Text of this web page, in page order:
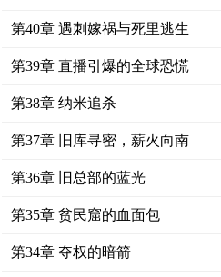
第40章 遇刺嫁祸与死里逃生
第39章 直播引爆的全球恐慌
第38章 纳米追杀
第37章 旧库寻密，薪火向南
第36章 旧总部的蓝光
第35章 贫民窟的血面包
第34章 夺权的暗箭